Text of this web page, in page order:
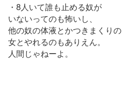
・8人いて誰も止める奴が
いないってのも怖いし、
他の奴の体液とかつきまくりの
女とやれるのもありえん。
人間じゃねーよ。